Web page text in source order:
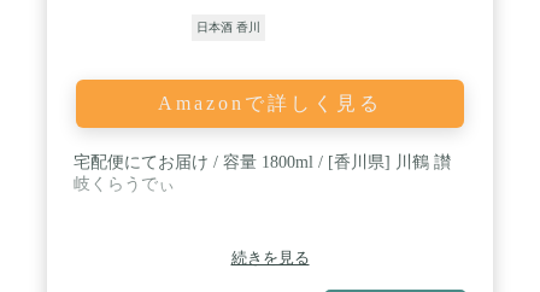
日本酒 香川
Amazonで詳しく見る
宅配便にてお届け / 容量 1800ml / [香川県] 川鶴 讃
岐くらうでぃ
続きを見る